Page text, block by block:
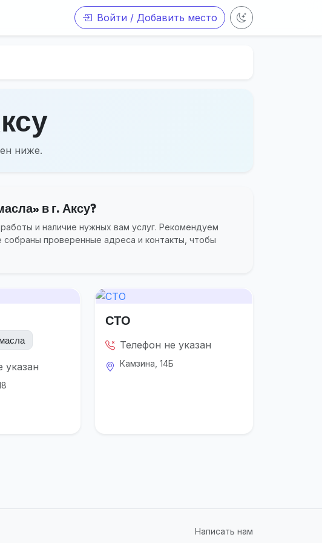
Войти / Добавить место
ниже.
в г. Аксу?
и наличие нужных вам услуг. Рекомендуем
проверенные адреса и контакты, чтобы
указан
СТО
Телефон не указан
Камзина, 14Б
Написать нам